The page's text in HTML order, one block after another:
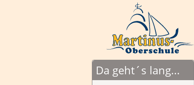
Da geht´s lang...